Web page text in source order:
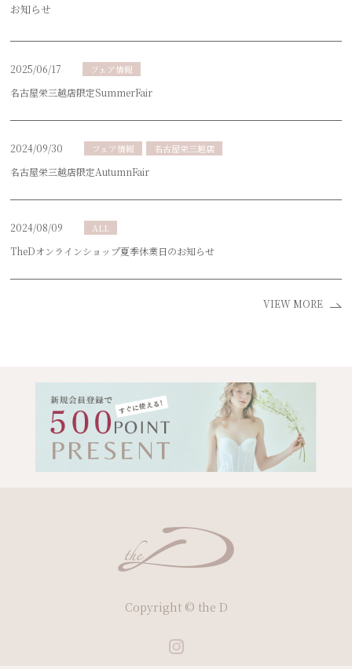
お知らせ
2025/06/17 フェア情報
名古屋栄三越店限定SummerFair
2024/09/30 フェア情報 名古屋栄三越店
名古屋栄三越店限定AutumnFair
2024/08/09 ALL
TheDオンラインショップ夏季休業日のお知らせ
VIEW MORE
Copyright © the D